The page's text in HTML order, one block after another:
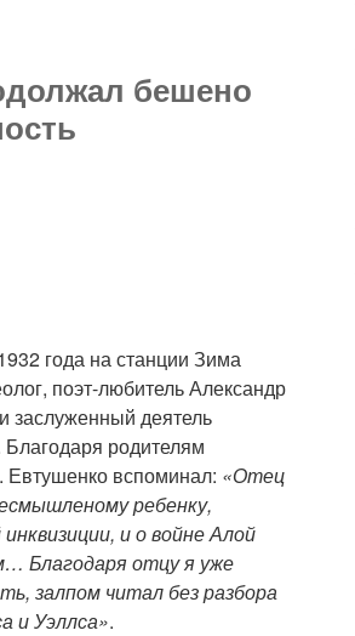
бешено
года на станции Зима
поэт-любитель Александр
заслуженный деятель
родителям
Евтушенко вспоминал: «Отец
ребенку,
и о войне Алой
Благодаря отцу я уже
залпом читал без разбора
и Уэллса».